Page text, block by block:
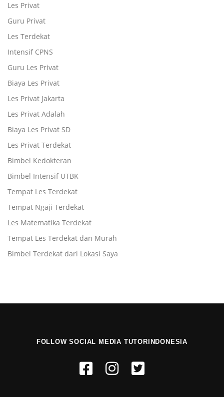
Les Privat
Guru Privat
Les Terdekat
Intensif CPNS
Guru Les Privat
Biaya Les Privat
Les Privat Jakarta
Les Privat Adalah
Biaya Les Privat SD
Les Privat Terdekat
Bimbel Kedokteran
Bimbel Intensif UTBK
Tempat Les Terdekat
Tempat Ngaji Terdekat
Les Matematika Terdekat
Tempat Les Terdekat dan Murah
Bimbel Terdekat dari Lokasi Saya
FOLLOW SOCIAL MEDIA TUTORINDONESIA